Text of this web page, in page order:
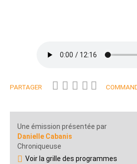
PARTAGER
Une émission présentée par
Danielle Cabanis
Chroniqueuse
Voir la grille des programmes